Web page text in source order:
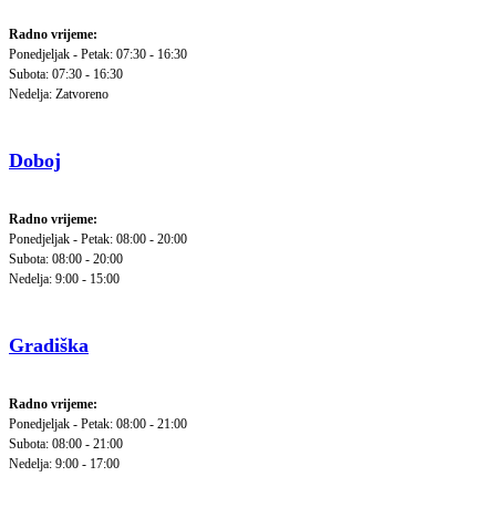
Radno vrijeme:
Ponedjeljak - Petak: 07:30 - 16:30
Subota: 07:30 - 16:30
Nedelja: Zatvoreno
Doboj
Radno vrijeme:
Ponedjeljak - Petak: 08:00 - 20:00
Subota: 08:00 - 20:00
Nedelja: 9:00 - 15:00
Gradiška
Radno vrijeme:
Ponedjeljak - Petak: 08:00 - 21:00
Subota: 08:00 - 21:00
Nedelja: 9:00 - 17:00